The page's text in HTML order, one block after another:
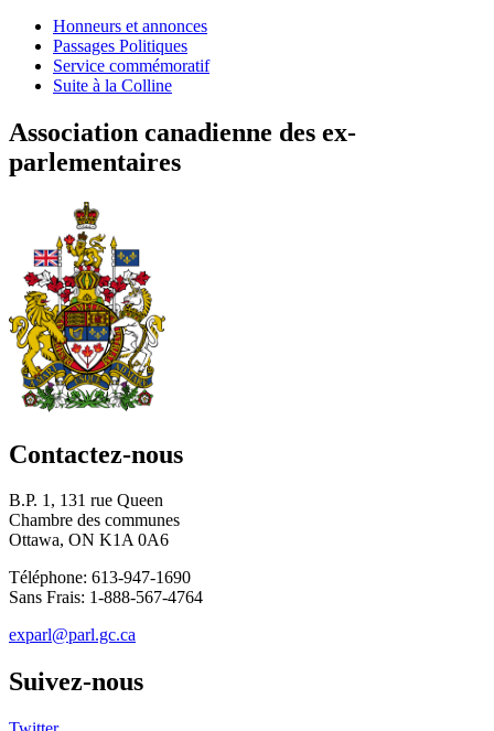
Honneurs et annonces
Passages Politiques
Service commémoratif
Suite à la Colline
Association canadienne des ex-
parlementaires
Contactez-nous
B.P. 1, 131 rue Queen
Chambre des communes
Ottawa, ON K1A 0A6
Téléphone: 613-947-1690
Sans Frais: 1-888-567-4764
exparl@parl.gc.ca
Suivez-nous